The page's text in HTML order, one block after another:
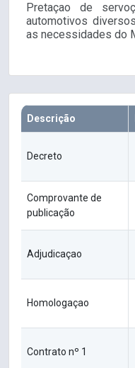
Pretaçao de
automotivos
as necessidades do
Descrição
Decreto
Comprovante de
publicação
Adjudicaçao
Homologaçao
Contrato nº 1